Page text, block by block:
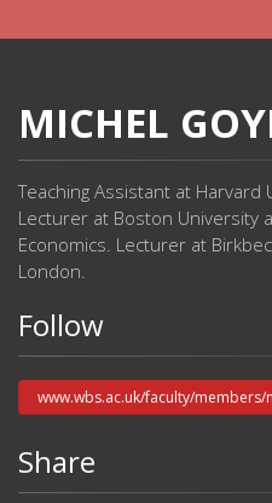
MICHEL
Teaching Assistant at Harvard
Lecturer at Boston University
Economics. Lecturer at
London.
Follow
www.wbs.ac.uk/faculty/
Share